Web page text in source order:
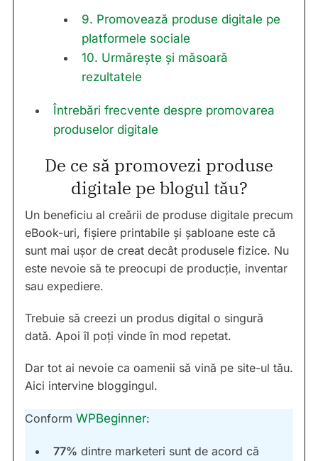
9. Promovează produse digitale pe
platformele sociale
10. Urmărește și măsoară
rezultatele
Întrebări frecvente despre promovarea
produselor digitale
De ce să promovezi produse
digitale pe blogul tău?
Un beneficiu al creării de produse digitale precum
eBook-uri, fișiere printabile și șabloane este că
sunt mai ușor de creat decât produsele fizice. Nu
este nevoie să te preocupi de producție, inventar
sau expediere.
Trebuie să creezi un produs digital o singură
dată. Apoi îl poți vinde în mod repetat.
Dar tot ai nevoie ca oamenii să vină pe site-ul tău.
Aici intervine bloggingul.
Conform WPBeginner:
77% dintre marketeri sunt de acord că